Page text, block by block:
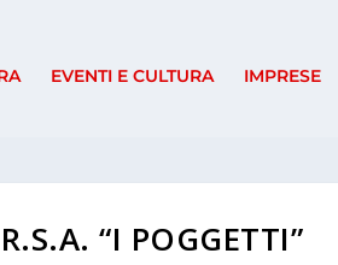
EVENTI E CULTURA IMPRESE
“I POGGETTI”